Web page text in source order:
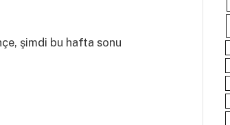
şimdi bu hafta sonu